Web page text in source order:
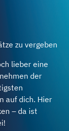
zu vergeben
lieber eine
der
auf dich. Hier
– da ist